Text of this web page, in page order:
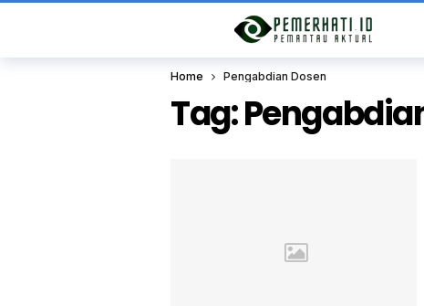
Home Pengabdian Dosen
Tag: